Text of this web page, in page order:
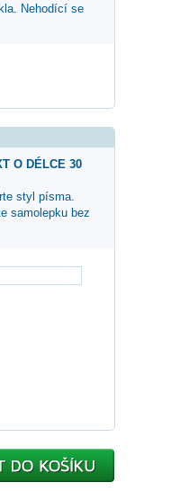
Nehodící se
O DÉLCE 30
styl písma.
samolepku bez